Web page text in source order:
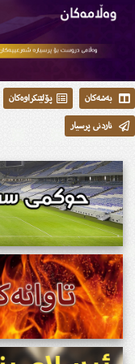
بەشەکان پۆلێنکراوەکان
ناردنی پرسیار